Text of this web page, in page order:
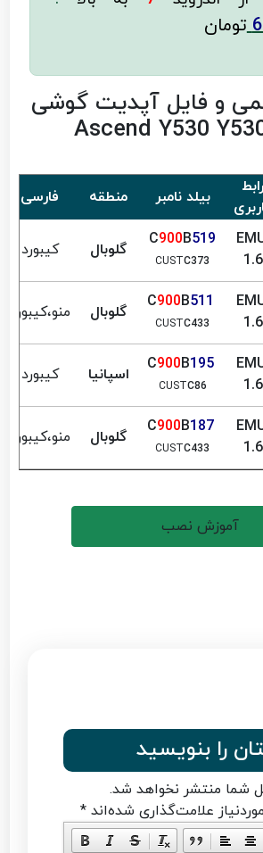
تومان
و فایل آپدیت گوشی
رابط
بیلد نامبر منطقه فارسی
1.6
C900B519
CUSTC373
گلوبال کیبورد
1.6
900B511
CUSTC433
گلوبال منو،کیبورد
1.6
C
900B195
CUSTC86
اسپانیا کیبورد
1.6
C
900B187
CUSTC433
گلوبال منو،کیبورد
آموزش نصب
را بنویسید
شما منتشر نخواهد شد.
علامت‌گذاری شده‌اند*